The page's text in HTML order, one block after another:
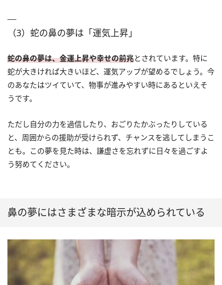
（3）蛇の鼻の夢は「運気上昇」
蛇の鼻の夢は、金運上昇や幸せの前兆とされています。特に
蛇が大きければ大きいほど、運気アップが望めるでしょう。今
のあなたはツイていて、物事が進みやすい時にあるといえそ
うです。
ただし自分の力を過信したり、おごりたかぶったりしている
と、周囲からの援助が受けられず、チャンスを逃してしまうこ
とも。この夢を見た時は、謙虚さを忘れずに日々を過ごすよ
う努めてください。
鼻の夢にはさまざまな暗示が込められている